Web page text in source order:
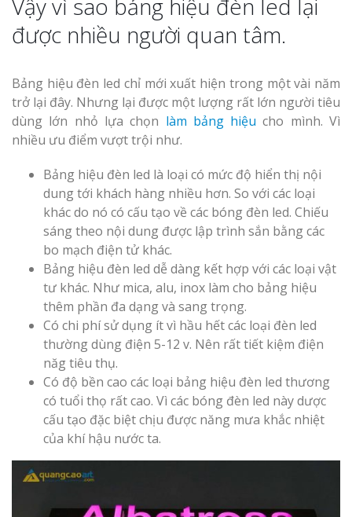
được nhiều người quan tâm.
Bảng hiệu đèn led chỉ mới xuất hiện trong một vài năm
trở lại đây. Nhưng lại được một lượng rất lớn người tiêu
dùng lớn nhỏ lựa chọn làm bảng hiệu cho mình. Vì
nhiều ưu điểm vượt trội như.
Bảng hiệu đèn led là loại có mức độ hiển thị nội
dung tới khách hàng nhiều hơn. So với các loại
khác do nó có cấu tạo về các bóng đèn led. Chiếu
sáng theo nội dung được lập trình sắn bằng các
bo mạch điện tử khác.
Bảng hiệu đèn led dễ dàng kết hợp với các loại vật
tư khác. Như mica, alu, inox làm cho bảng hiệu
thêm phần đa dạng và sang trọng.
Có chi phí sử dụng ít vì hầu hết các loại đèn led
thường dùng điện 5-12 v. Nên rất tiết kiệm điện
năg tiêu thụ.
Có độ bền cao các loại bảng hiệu đèn led thương
có tuổi thọ rất cao. Vì các bóng đèn led này dược
cấu tạo đặc biệt chịu được năng mưa khắc nhiệt
của khí hậu nước ta.
Thi Công
Nghệ An Nâng Tầm
Hiệu
Rẻ Tại Vinh Giải Pháp
Quả
Làm Hộp
Biển Led
Thi Công
Nghiệp